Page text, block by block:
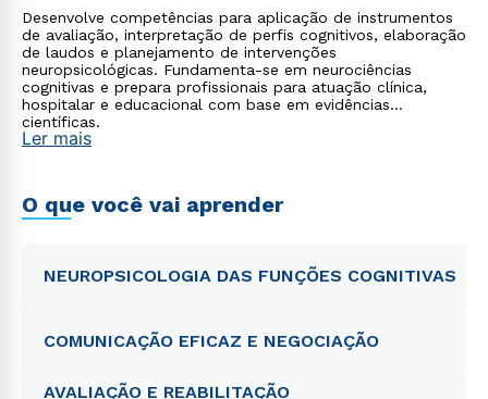
Desenvolve competências para aplicação de instrumentos
de avaliação, interpretação de perfis cognitivos, elaboração
de laudos e planejamento de intervenções
neuropsicológicas. Fundamenta-se em neurociências
cognitivas e prepara profissionais para atuação clínica,
hospitalar e educacional com base em evidências
científicas.
Ler mais
O que você vai aprender
NEUROPSICOLOGIA DAS FUNÇÕES COGNITIVAS
COMUNICAÇÃO EFICAZ E NEGOCIAÇÃO
AVALIAÇÃO E REABILITAÇÃO